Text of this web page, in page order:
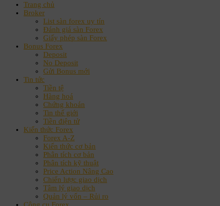
Trang chủ
Broker
List sàn forex uy tín
Đánh giá sàn Forex
Giấy phép sàn Forex
Bonus Forex
Deposit
No Deposit
Gửi Bonus mới
Tin tức
Tiền tệ
Hàng hoá
Chứng khoán
Tin thế giới
Tiền điện tử
Kiến thức Forex
Forex A-Z
Kiến thức cơ bản
Phân tích cơ bản
Phân tích kỹ thuật
Price Action Nâng Cao
Chiến lược giao dịch
Tâm lý giao dịch
Quản lý vốn – Rủi ro